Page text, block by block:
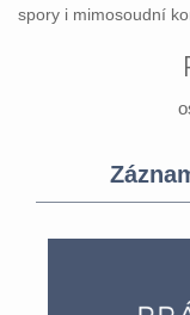
spory i mimosoudní